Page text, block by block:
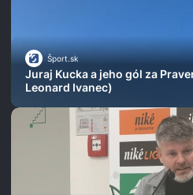
Šport.sk
Juraj Kucka a jeho gól za
Leonard Ivanec)